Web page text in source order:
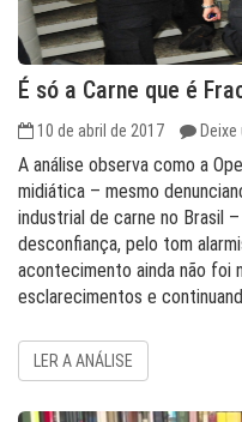
É só a Carne que é
10 de abril de 2017
A análise observa como a
midiática – mesmo
industrial de carne no Brasil
desconfiança, pelo tom
acontecimento ainda não foi
esclarecimentos e
LER A ANÁLISE